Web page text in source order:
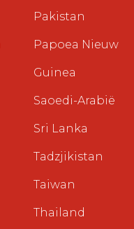
Pakistan
Papoea Nieuw
Guinea
Saoedi-Arabië
Sri Lanka
Tadzjikistan
Taiwan
Thailand